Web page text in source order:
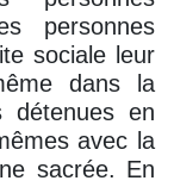
personnes
sociale leur
dans la
détenues en
avec la
sacrée. En